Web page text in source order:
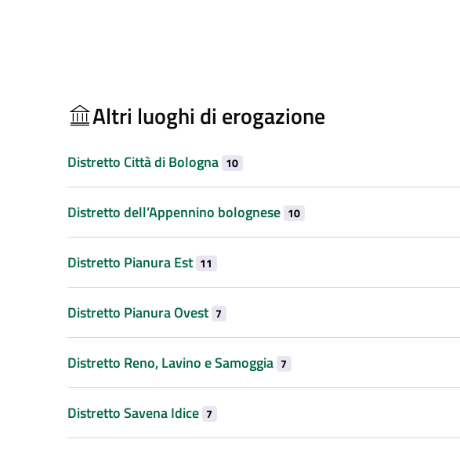
Altri luoghi di erogazione
Distretto Città di Bologna 10
Distretto dell’Appennino bolognese 10
Distretto Pianura Est 11
Distretto Pianura Ovest 7
Distretto Reno, Lavino e Samoggia 7
Distretto Savena Idice 7